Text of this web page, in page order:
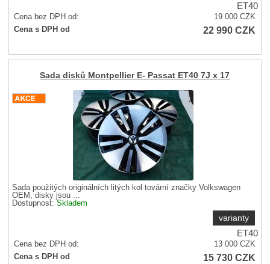
ET40
Cena bez DPH od: 19 000CZK
Cena s DPH od
22 990CZK
Sada disků Montpellier E- Passat ET40 7J x 17
Sada použitých originálních litých kol tovární značky Volkswagen
OEM, disky jsou ...
Dostupnost:Skladem
varianty
ET40
Cena bez DPH od: 13 000CZK
Cena s DPH od
15 730CZK